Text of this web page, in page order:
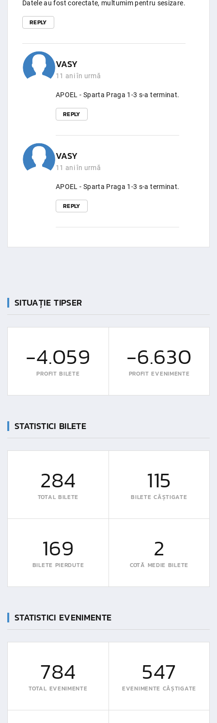
Datele au fost corectate, multumim pentru sesizare.
REPLY
VASY
11 ani în urmă
APOEL - Sparta Praga 1-3 s-a terminat.
REPLY
VASY
11 ani în urmă
APOEL - Sparta Praga 1-3 s-a terminat.
REPLY
SITUAȚIE TIPSER
-4.059
PROFIT BILETE
-6.630
PROFIT EVENIMENTE
STATISTICI BILETE
284
TOTAL BILETE
115
BILETE CÂȘTIGATE
169
BILETE PIERDUTE
2
COTĂ MEDIE BILETE
STATISTICI EVENIMENTE
784
TOTAL EVENIMENTE
547
EVENIMENTE CÂȘTIGATE